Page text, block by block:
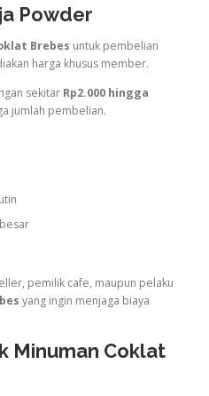
Powder
Brebes untuk pembelian
harga khusus member.
sekitar Rp2.000 hingga
jumlah pembelian.
pemilik cafe, maupun pelaku
yang ingin menjaga biaya
Minuman Coklat